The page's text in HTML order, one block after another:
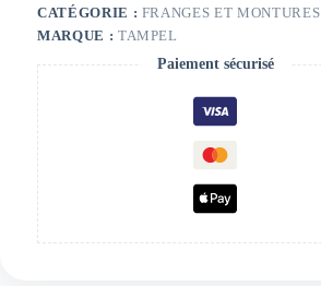
CATÉGORIE : FRANGES ET MONTURES
MARQUE : TAMPEL
Paiement sécurisé